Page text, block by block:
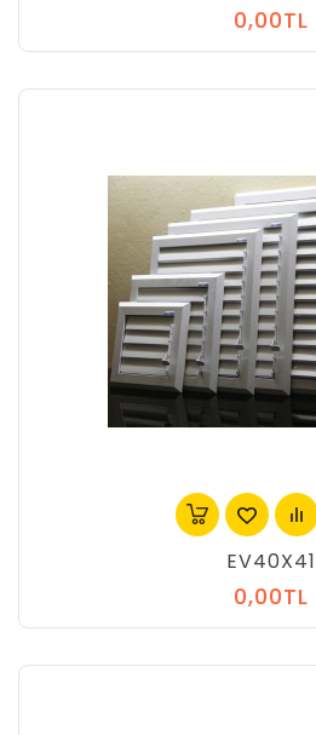
0,00TL
EV40X41
0,00TL